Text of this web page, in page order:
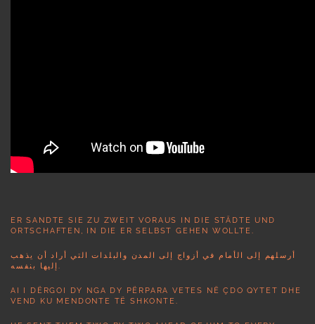
ER SANDTE SIE ZU ZWEIT VORAUS IN DIE STÄDTE UND
ORTSCHAFTEN, IN DIE ER SELBST GEHEN WOLLTE.
أرسلهم إلى الأمام في أزواج إلى المدن والبلدات التي أراد أن يذهب
إليها بنفسه.
AI I DËRGOI DY NGA DY PËRPARA VETES NË ÇDO QYTET DHE
VEND KU MENDONTE TË SHKONTE.